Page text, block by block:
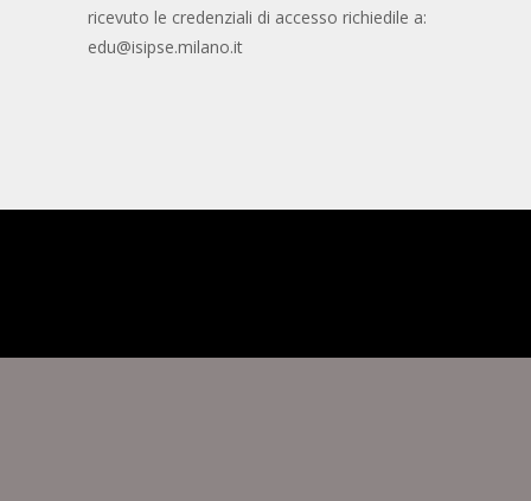
ricevuto le credenziali di accesso richiedile a:
edu@isipse.milano.it